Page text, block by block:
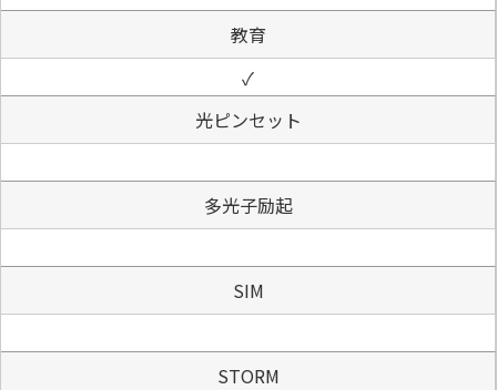
教育
✓
光ピンセット
多光子励起
SIM
STORM